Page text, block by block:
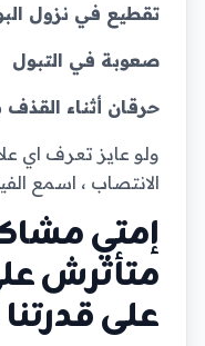
تقطيع في نزول
صعوبة في التبول
حرقان أثناء
ولو عايز تعرف اي
الانتصاب ، اسمع
إمتي
متأثرش
على